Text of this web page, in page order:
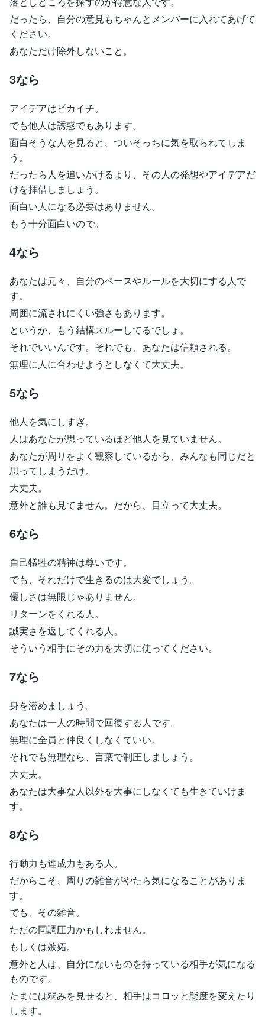
だったら、自分の意見もちゃんとメンバーに入れてあげて
ください。
あなただけ除外しないこと。
3なら
アイデアはピカイチ。
でも他人は誘惑でもあります。
面白そうな人を見ると、ついそっちに気を取られてしま
う。
だったら人を追いかけるより、その人の発想やアイデアだ
けを拝借しましょう。
面白い人になる必要はありません。
もう十分面白いので。
4なら
あなたは元々、自分のペースやルールを大切にする人で
す。
周囲に流されにくい強さもあります。
というか、もう結構スルーしてるでしょ。
それでいいんです。それでも、あなたは信頼される。
無理に人に合わせようとしなくて大丈夫。
5なら
他人を気にしすぎ。
人はあなたが思っているほど他人を見ていません。
あなたが周りをよく観察しているから、みんなも同じだと
思ってしまうだけ。
大丈夫。
意外と誰も見てません。だから、目立って大丈夫。
6なら
自己犠牲の精神は尊いです。
でも、それだけで生きるのは大変でしょう。
優しさは無限じゃありません。
リターンをくれる人。
誠実さを返してくれる人。
そういう相手にその力を大切に使ってください。
7なら
身を潜めましょう。
あなたは一人の時間で回復する人です。
無理に全員と仲良くしなくていい。
それでも無理なら、言葉で制圧しましょう。
大丈夫。
あなたは大事な人以外を大事にしなくても生きていけま
す。
8なら
行動力も達成力もある人。
だからこそ、周りの雑音がやたら気になることがありま
す。
でも、その雑音。
ただの同調圧力かもしれません。
もしくは嫉妬。
意外と人は、自分にないものを持っている相手が気になる
ものです。
たまには弱みを見せると、相手はコロッと態度を変えたり
します。